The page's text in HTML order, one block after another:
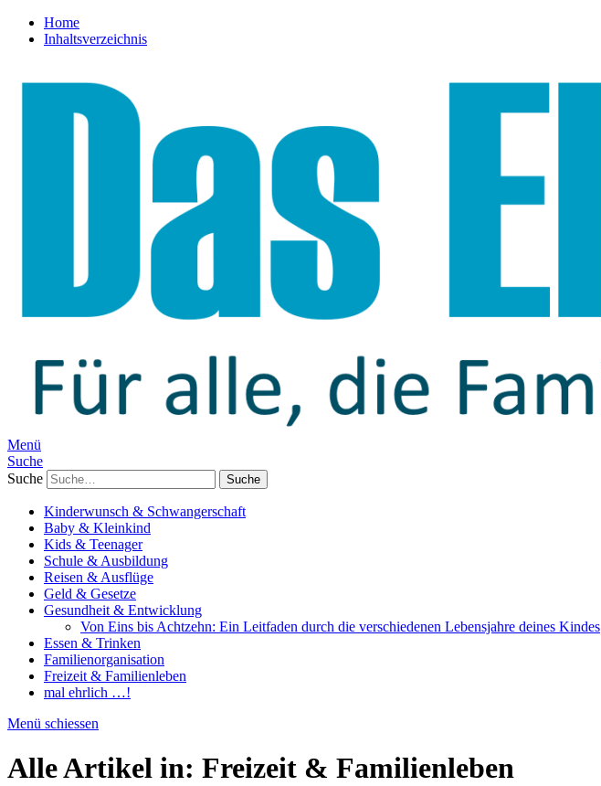
Home
Inhaltsverzeichnis
Menü
Suche
Suche
Kinderwunsch & Schwangerschaft
Baby & Kleinkind
Kids & Teenager
Schule & Ausbildung
Reisen & Ausflüge
Geld & Gesetze
Gesundheit & Entwicklung
Von Eins bis Achtzehn: Ein Leitfaden durch die verschiedenen Lebensjahre deines Kindes
Essen & Trinken
Familienorganisation
Freizeit & Familienleben
mal ehrlich …!
Menü schiessen
Alle Artikel in: Freizeit & Familienleben